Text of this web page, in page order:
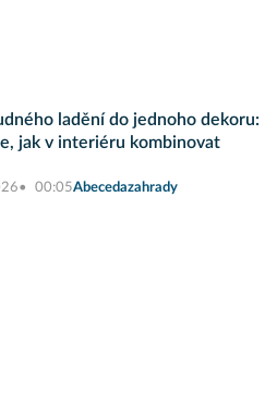
ladění do jednoho dekoru:
jak v interiéru kombinovat
00:05Abecedazahrady